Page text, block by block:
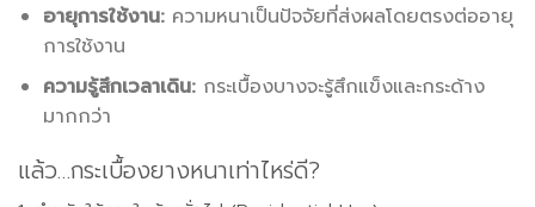
อายุการใช้งาน:ความหนาเป็นปัจจัยที่ส่งผลโดยตรงต่ออายุ
การใช้งาน
ความรู้สึกเวลาเดิน:กระเบื้องบางจะรู้สึกแข็งและกระด้าง
มากกว่า
แล้ว…กระเบื้องยางหนาเท่าไหร่ดี?